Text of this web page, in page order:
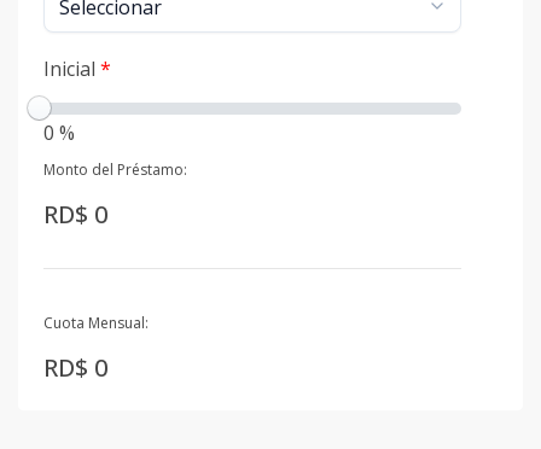
Inicial *
0 %
Monto del Préstamo:
RD$ 0
Cuota Mensual:
RD$ 0